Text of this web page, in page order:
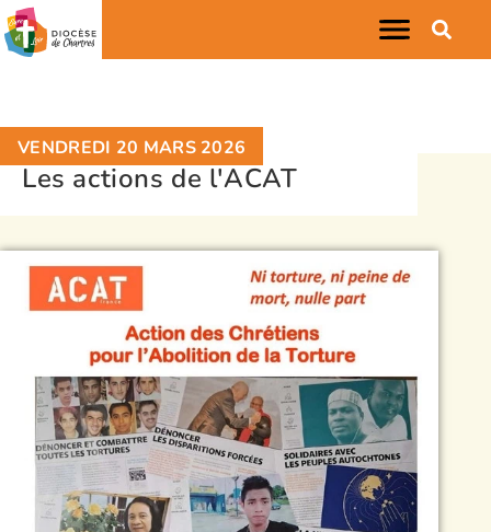
VENDREDI 20 MARS 2026
Les actions de l'ACAT